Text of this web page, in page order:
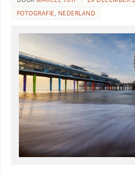
FOTOGRAFIE, NEDERLAND